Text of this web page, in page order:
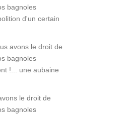
bagnoles
d'un certain
avons le droit de
bagnoles
!... une aubaine
le droit de
bagnoles